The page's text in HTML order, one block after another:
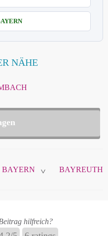
NÄHE
BAYERN > BAYREUTH
hilfreich?